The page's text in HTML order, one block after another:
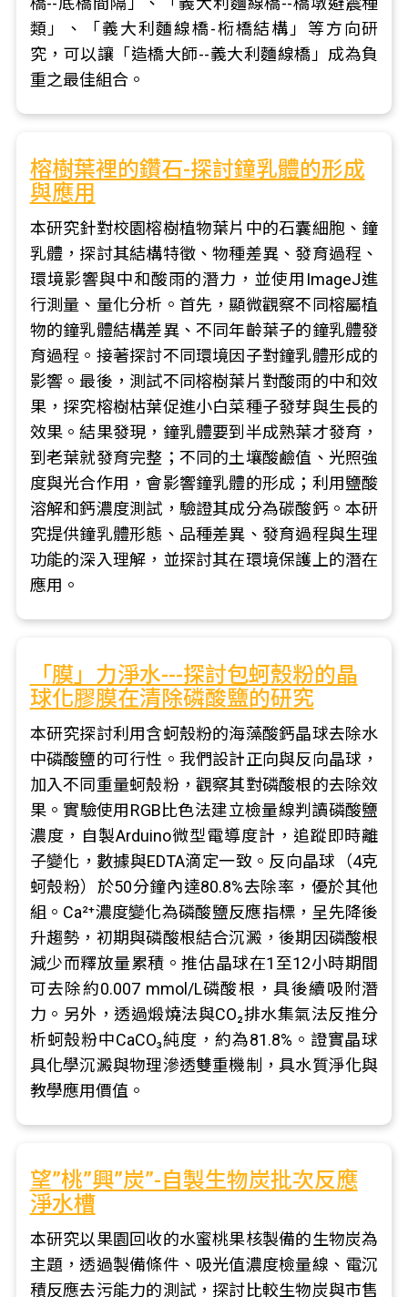
類」、「義大利麵線橋-椼橋結構」等方向研
究，可以讓「造橋大師--義大利麵線橋」成為負
重之最佳組合。
榕樹葉裡的鑽石-探討鐘乳體的形成
與應用
本研究針對校園榕樹植物葉片中的石囊細胞、鐘
乳體，探討其結構特徵、物種差異、發育過程、
環境影響與中和酸雨的潛力，並使用ImageJ進
行測量、量化分析。首先，顯微觀察不同榕屬植
物的鐘乳體結構差異、不同年齡葉子的鐘乳體發
育過程。接著探討不同環境因子對鐘乳體形成的
影響。最後，測試不同榕樹葉片對酸雨的中和效
果，探究榕樹枯葉促進小白菜種子發芽與生長的
效果。結果發現，鐘乳體要到半成熟葉才發育，
到老葉就發育完整；不同的土壤酸鹼值、光照強
度與光合作用，會影響鐘乳體的形成；利用鹽酸
溶解和鈣濃度測試，驗證其成分為碳酸鈣。本研
究提供鐘乳體形態、品種差異、發育過程與生理
功能的深入理解，並探討其在環境保護上的潛在
應用。
「膜」力淨水---探討包蚵殼粉的晶
球化膠膜在清除磷酸鹽的研究
本研究探討利用含蚵殼粉的海藻酸鈣晶球去除水
中磷酸鹽的可行性。我們設計正向與反向晶球，
加入不同重量蚵殼粉，觀察其對磷酸根的去除效
果。實驗使用RGB比色法建立檢量線判讀磷酸鹽
濃度，自製Arduino微型電導度計，追蹤即時離
子變化，數據與EDTA滴定一致。反向晶球（4克
蚵殼粉）於50分鐘內達80.8%去除率，優於其他
組。Ca²⁺濃度變化為磷酸鹽反應指標，呈先降後
升趨勢，初期與磷酸根結合沉澱，後期因磷酸根
減少而釋放量累積。推估晶球在1至12小時期間
可去除約0.007 mmol/L磷酸根，具後續吸附潛
力。另外，透過煅燒法與CO₂排水集氣法反推分
析蚵殼粉中CaCO₃純度，約為81.8%。證實晶球
具化學沉澱與物理滲透雙重機制，具水質淨化與
教學應用價值。
望”桃”興”炭”-自製生物炭批次反應
淨水槽
本研究以果園回收的水蜜桃果核製備的生物炭為
主題，透過製備條件、吸光值濃度檢量線、電沉
積反應去污能力的測試，探討比較生物炭與市售